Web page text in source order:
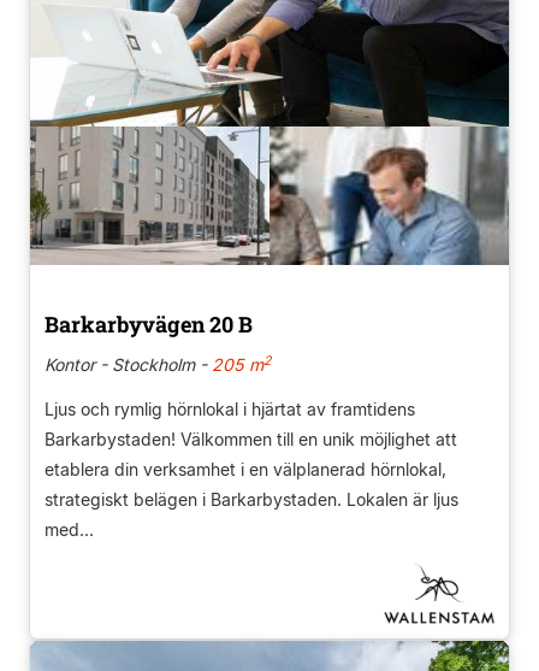
Barkarbyvägen 20 B
Kontor - Stockholm -205 m2
Ljus och rymlig hörnlokal i hjärtat av framtidens
Barkarbystaden! Välkommen till en unik möjlighet att
etablera din verksamhet i en välplanerad hörnlokal,
strategiskt belägen i Barkarbystaden. Lokalen är ljus
med...